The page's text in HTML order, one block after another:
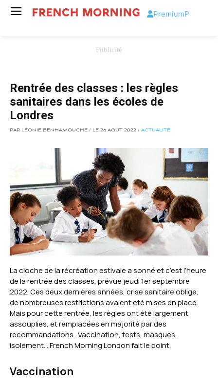
PremiumP
Rentrée des classes : les règles
sanitaires dans les écoles de
Londres
PAR LÉONIE BENHAMOUCHE / LE 26 AOÛT 2022 / ACTUALITÉ
La cloche de la récréation estivale a sonné et c’est l’heure
de la rentrée des classes, prévue jeudi 1er septembre
2022. Ces deux dernières années, crise sanitaire oblige,
de nombreuses restrictions avaient été mises en place.
Mais pour cette rentrée, les règles ont été largement
assouplies, et remplacées en majorité par des
recommandations. Vaccination, tests, masques,
isolement… French Morning London fait le point.
Vaccination